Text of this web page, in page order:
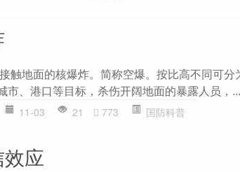
地面的核爆炸。简称空爆。按比高不同可分
市、港口等目标，杀伤开阔地面的暴露人员，...
11-03 21 773 国防科普
应